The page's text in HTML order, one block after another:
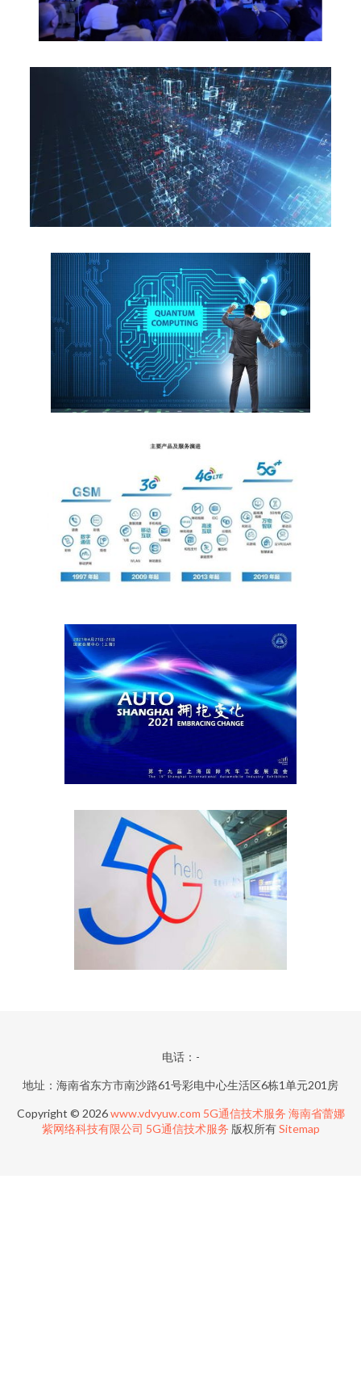
电话：-
地址：海南省东方市南沙路61号彩电中心生活区6栋1单元201房
Copyright © 2026www.vdvyuw.com 5G通信技术服务 海南省蕾娜
紫网络科技有限公司 5G通信技术服务 版权所有Sitemap